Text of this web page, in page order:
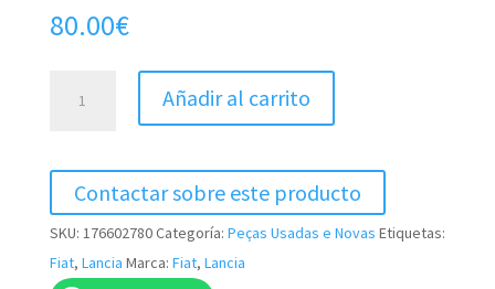
80.00€
176602780
Banco
Dianteiro
Esquerdo
-
Añadir al carrito
Contactar sobre este producto
SKU: 176602780Categoría: Peças Usadas e Novas Etiquetas:
Fiat, Lancia Marca: Fiat, Lancia